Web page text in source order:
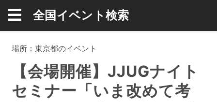
全国イベント検索
場所： 東京都のイベント
【会場開催】JJUGナイト
セミナー「いま改めて考